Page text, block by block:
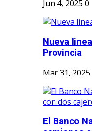
Jun 4, 2025 0
Nueva
Provincia
Mar 31, 2025
El Banco